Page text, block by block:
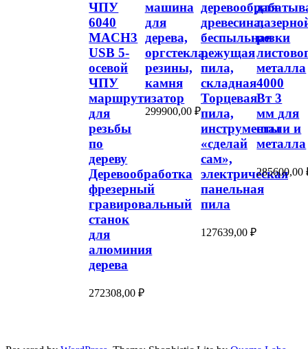
ЧПУ
6040
MACH3
USB 5-
осевой
ЧПУ
маршрутизатор
для
резьбы
по
дереву
Деревообработка
фрезерный
гравировальный
станок
для
алюминия
дерева
272308,00₽
машина
для
дерева,
оргстекла,
резины,
камня
299900,00 ₽
древесина,
беспыльная
режущая
пила,
складная
Торцевая
пила,
инструменты
«сделай
сам»,
электрическая
панельная
пила
127639,00 ₽
для
резки
металла
4000
Вт 3
мм для
стали и
металла
285600,00